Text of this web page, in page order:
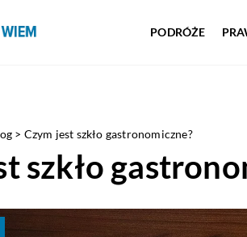
PODRÓŻE
> Czym jest szkło gastronomiczne?
szkło